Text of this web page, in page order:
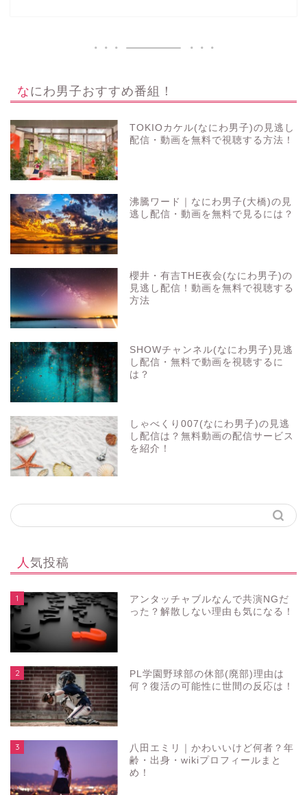
なにわ男子おすすめ番組！
TOKIOカケル(なにわ男子)の見逃し
配信・動画を無料で視聴する方法！
沸騰ワード｜なにわ男子(大橋)の見
逃し配信・動画を無料で見るには？
櫻井・有吉THE夜会(なにわ男子)の
見逃し配信！動画を無料で視聴する
方法
SHOWチャンネル(なにわ男子)見逃
し配信・無料で動画を視聴するに
は？
しゃべくり007(なにわ男子)の見逃
し配信は？無料動画の配信サービス
を紹介！
人気投稿
1
アンタッチャブルなんで共演NGだ
った？解散しない理由も気になる！
2
PL学園野球部の休部(廃部)理由は
何？復活の可能性に世間の反応は！
3
八田エミリ｜かわいいけど何者？年
齢・出身・wikiプロフィールまと
め！